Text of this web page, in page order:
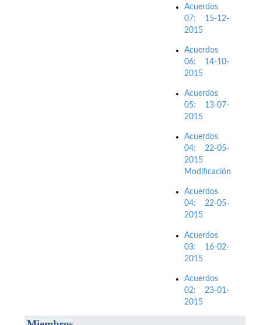
Acuerdos
07: 15-12-
2015
Acuerdos
06: 14-10-
2015
Acuerdos
05: 13-07-
2015
Acuerdos
04: 22-05-
2015
Modificación
Acuerdos
04: 22-05-
2015
Acuerdos
03: 16-02-
2015
Acuerdos
02: 23-01-
2015